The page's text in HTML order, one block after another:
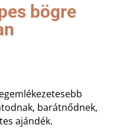
bögre
barátnődnek,
ajándék.